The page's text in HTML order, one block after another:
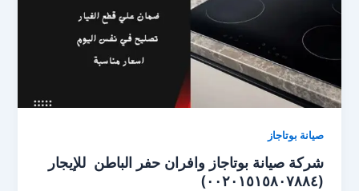
صيانة بوتاجاز
شركة صيانة بوتاجاز وافران حفر الباطن للإيجار
(٠٠٢٠١٥١٥٨٠٧٨٨٤)